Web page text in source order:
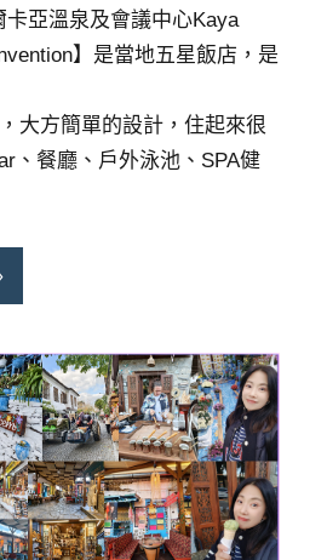
卡亞溫泉及會議中心Kaya
】是當地五星飯店，是
大方簡單的設計，住起來很
、餐廳、戶外泳池、SPA健